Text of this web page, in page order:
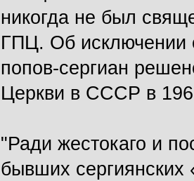
никогда не был
ГПЦ. Об
попов-сергиан
Церкви в СССР в
"Ради жестокаго и
бывших сергиянских